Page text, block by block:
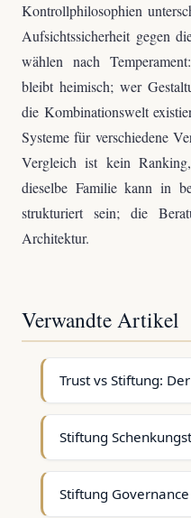
Kontrollphilosophien
Aufsichtssicherheit gegen
wählen nach
bleibt heimisch; wer
die Kombinationswelt
Systeme für verschiedene
Vergleich ist kein
dieselbe Familie kann in
strukturiert sein; die
Architektur.
Verwandte Artikel
Trust vs Stiftung:
Stiftung
Stiftung Governance